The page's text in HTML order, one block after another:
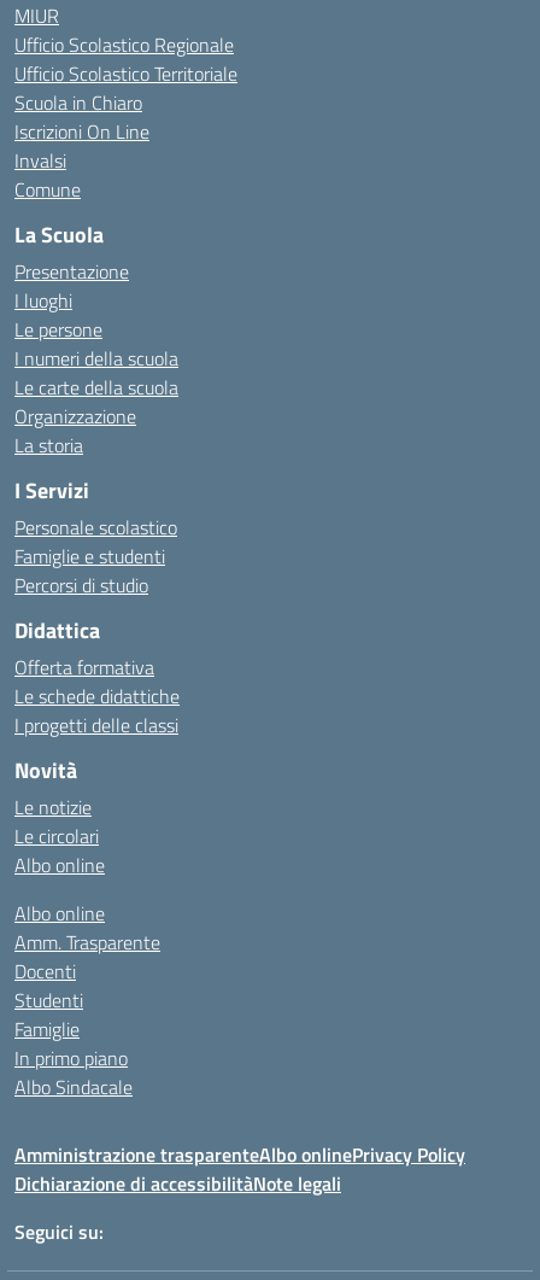
MIUR
Ufficio Scolastico Regionale
Ufficio Scolastico Territoriale
Scuola in Chiaro
Iscrizioni On Line
Invalsi
Comune
La Scuola
Presentazione
I luoghi
Le persone
I numeri della scuola
Le carte della scuola
Organizzazione
La storia
I Servizi
Personale scolastico
Famiglie e studenti
Percorsi di studio
Didattica
Offerta formativa
Le schede didattiche
I progetti delle classi
Novità
Le notizie
Le circolari
Albo online
Albo online
Amm. Trasparente
Docenti
Studenti
Famiglie
In primo piano
Albo Sindacale
Amministrazione trasparenteAlbo onlinePrivacy Policy
Dichiarazione di accessibilitàNote legali
Seguici su: